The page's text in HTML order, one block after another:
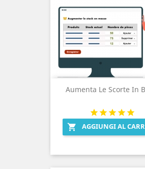
Aumenta Le Scorte In
 AGGIUNGI AL